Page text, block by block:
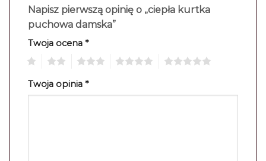
Napisz pierwszą opinię o „ciepła kurtka
puchowa damska”
Twoja ocena *
Twoja opinia *